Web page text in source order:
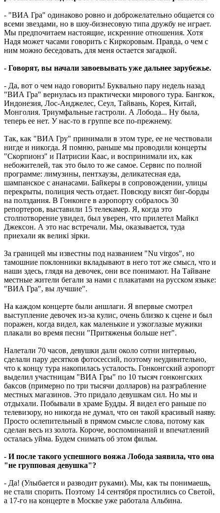
- "ВИА Гра" одинаково ровно и доброжелательно общается со
всеми звездами, но в шоу-бизнесовую типа дружбу не играет.
Мы предпочитаем настоящие, искренние отношения. Хотя
Надя может часами говорить с Киркоровым. Правда, о чем с
ним можно беседовать, для меня остается загадкой.
- Говорят, вы начали завоевывать уже дальнее зарубежье.
- Да, вот о чем надо говорить! Буквально пару недель назад
"ВИА Гра" вернулась из практически мирового тура. Бангкок,
Индонезия, Лос-Анджелес, Сеул, Тайвань, Корея, Китай,
Монголия. Триумфальные гастроли. А Лобода... Ну была,
теперь ее нет. У нас-то в группе все по-прежнему.
Так, как "ВИА Гру" принимали в этом туре, ее не чествовали
нигде и никогда. Я помню, раньше мы проводили концерты
"Скорпионз" и Патрисии Каас, и воспринимали их, как
небожителей, так это было то же самое. Сервис по полной
программе: лимузины, пентхаузы, деликатесная еда,
шампанское с ананасами. Байкеры в сопровождении, улицы
перекрыты, полиция честь отдает. Повсюду висят биг-борды
на полздания. В Гонконге в аэропорту собралось 30
репортеров, выставили 15 телекамер. Я, когда это
столпотворение увидел, был уверен, что прилетел Майкл
Джексон. А это нас встречали. Мы, оказывается, туда
приехали як великi зiрки.
За границей мы известны под названием "Nu virgos", но
тамошние поклонники вкладывают в него тот же смысл, что и
наши здесь, глядя на девочек, они все понимают. На Тайване
местные жители бегали за нами с плакатами на русском языке:
"ВИА Гра", вы лучшие".
На каждом концерте были аншлаги. Я впервые смотрел
выступление девочек из-за кулис, очень близко к сцене и был
поражен, когда видел, как маленькие и узкоглазые мужики
плакали во время песни "Притяженья больше нет".
Налетали 70 часов, девушки дали около сотни интервью,
сделали пару десятков фотосессий, поэтому неудивительно,
что к концу тура накопилась усталость. Гонконгский аэропорт
выделил участницам "ВИА Гры" по 10 тысяч гонконгских
баксов (примерно по три тысячи долларов) на разграбление
местных магазинов. Это придало девушкам сил. Но мы и
отдыхали. Побывали в храме Будды. Я видел его раньше по
телевизору, но никогда не думал, что он такой красивый наяву.
Просто ослепительный в прямом смысле слова, потому как
сделан весь из золота. Короче, воспоминаний и впечатлений
осталась уйма. Будем снимать об этом фильм.
- И после такого успешного вояжа Лобода заявила, что она
"не групповая девушка"?
- Да! (Улыбается и разводит руками). Мы, как ты понимаешь,
не стали спорить. Поэтому 14 сентября простились со Светой,
а 17-го на концерте в Москве уже работала Альбина.